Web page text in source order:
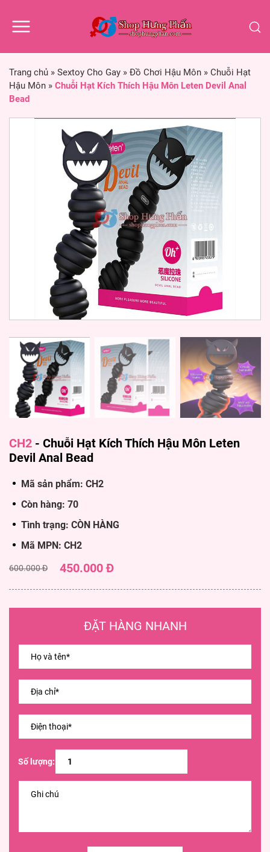
Trang chủ » Sextoy Cho Gay » Đồ Chơi Hậu Môn » Chuỗi Hạt
Hậu Môn » Chuỗi Hạt Kích Thích Hậu Môn Leten Devil Anal
Bead
CH2 - Chuỗi Hạt Kích Thích Hậu Môn Leten
Devil Anal Bead
Mã sản phẩm: CH2
Còn hàng: 70
Tình trạng: CÒN HÀNG
Mã MPN: CH2
600.000 Đ 450.000 Đ
ĐẶT HÀNG NHANH
Số lượng: